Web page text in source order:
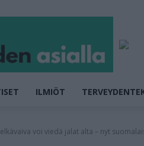
ILMIÖT
voi viedä jalat alta – nyt